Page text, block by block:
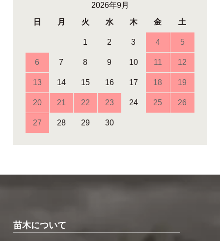
2026年9月
日
月 火 水 木 金 土
1 2 3 4 5
6 7 8 9 10 11 12
13 14 15 16 17 18 19
20 21 22 23 24 25 26
27 28 29 30
苗木について